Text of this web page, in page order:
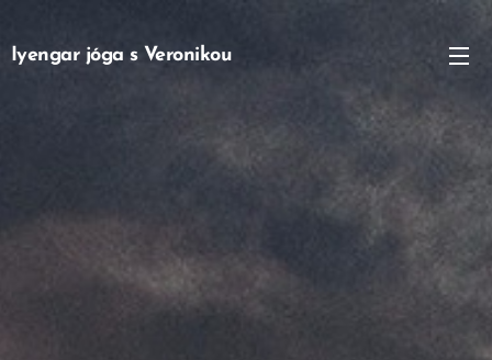
Iyengar jóga s Veronikou